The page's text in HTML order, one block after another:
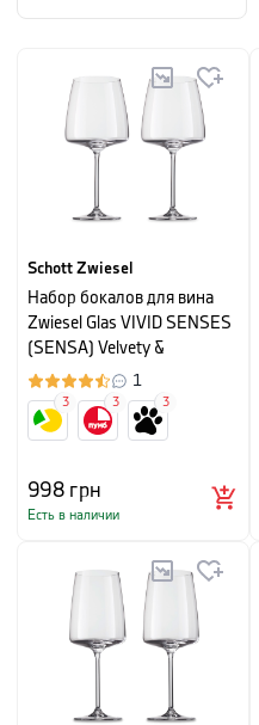
Schott Zwiesel
Набор бокалов для вина
Zwiesel Glas VIVID SENSES
(SENSA) Velvety &
Sumptuous, объем 0,710 л,
прозрачный, 2 шт
1
998грн
Есть в наличии
3 3 3